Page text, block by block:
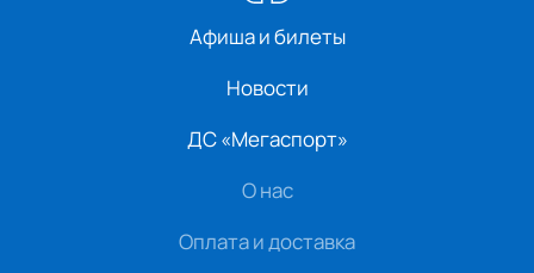
Афиша и билеты
Новости
ДС «Мегаспорт»
О нас
Оплата и доставка